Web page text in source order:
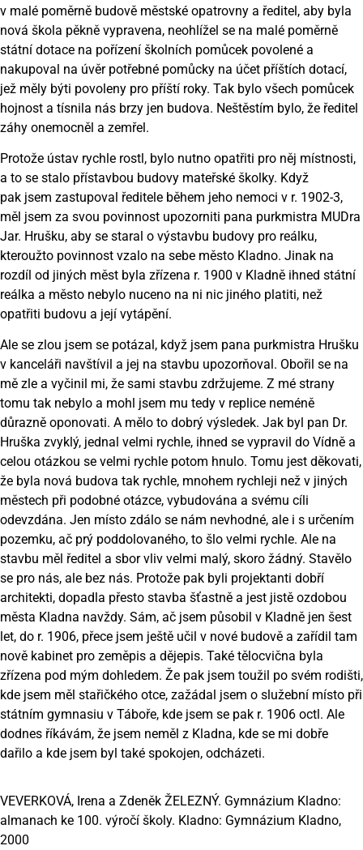
v malé poměrně budově městské opatrovny a ředitel, aby byla
nová škola pěkně vypravena, neohlížel se na malé poměrně
státní dotace na pořízení školních pomůcek povolené a
nakupoval na úvěr potřebné pomůcky na účet příštích dotací,
jež měly býti povoleny pro příští roky. Tak bylo všech pomůcek
hojnost a tísnila nás brzy jen budova. Neštěstím bylo, že ředitel
záhy onemocněl a zemřel.
Protože ústav rychle rostl, bylo nutno opatřiti pro něj místnosti,
a to se stalo přístavbou budovy mateřské školky. Když
pak jsem zastupoval ředitele během jeho nemoci v r. 1902-3,
měl jsem za svou povinnost upozorniti pana purkmistra MUDra
Jar. Hrušku, aby se staral o výstavbu budovy pro reálku,
kteroužto povinnost vzalo na sebe město Kladno. Jinak na
rozdíl od jiných měst byla zřízena r. 1900 v Kladně ihned státní
reálka a město nebylo nuceno na ni nic jiného platiti, než
opatřiti budovu a její vytápění.
Ale se zlou jsem se potázal, když jsem pana purkmistra Hrušku
v kanceláři navštívil a jej na stavbu upozorňoval. Obořil se na
mě zle a vyčinil mi, že sami stavbu zdržujeme. Z mé strany
tomu tak nebylo a mohl jsem mu tedy v replice neméně
důrazně oponovati. A mělo to dobrý výsledek. Jak byl pan Dr.
Hruška zvyklý, jednal velmi rychle, ihned se vypravil do Vídně a
celou otázkou se velmi rychle potom hnulo. Tomu jest děkovati,
že byla nová budova tak rychle, mnohem rychleji než v jiných
městech při podobné otázce, vybudována a svému cíli
odevzdána. Jen místo zdálo se nám nevhodné, ale i s určením
pozemku, ač prý poddolovaného, to šlo velmi rychle. Ale na
stavbu měl ředitel a sbor vliv velmi malý, skoro žádný. Stavělo
se pro nás, ale bez nás. Protože pak byli projektanti dobří
architekti, dopadla přesto stavba šťastně a jest jistě ozdobou
města Kladna navždy. Sám, ač jsem působil v Kladně jen šest
let, do r. 1906, přece jsem ještě učil v nové budově a zařídil tam
nově kabinet pro zeměpis a dějepis. Také tělocvična byla
zřízena pod mým dohledem. Že pak jsem toužil po svém rodišti,
kde jsem měl stařičkého otce, zažádal jsem o služební místo při
státním gymnasiu v Táboře, kde jsem se pak r. 1906 octl. Ale
dodnes říkávám, že jsem neměl z Kladna, kde se mi dobře
dařilo a kde jsem byl také spokojen, odcházeti.
VEVERKOVÁ, Irena a Zdeněk ŽELEZNÝ. Gymnázium Kladno:
almanach ke 100. výročí školy. Kladno: Gymnázium Kladno,
2000